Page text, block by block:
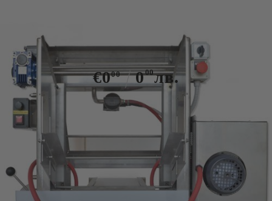
ножове – 1,5 метра KONIGIN
€000 000лв.
Изчерпан, може да се достави по поръчка до 7 дни